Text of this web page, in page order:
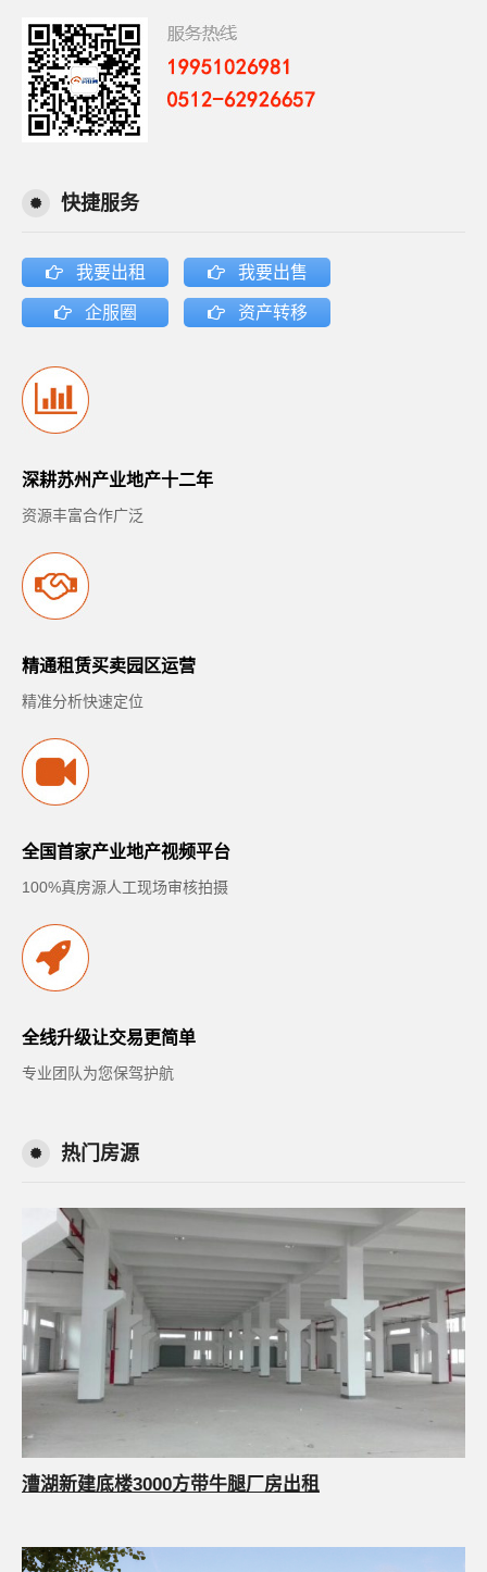
快捷服务
我要出租 我要出售
企服圈 资产转移
深耕苏州产业地产十二年
资源丰富合作广泛
精通租赁买卖园区运营
精准分析快速定位
全国首家产业地产视频平台
100%真房源人工现场审核拍摄
全线升级让交易更简单
专业团队为您保驾护航
热门房源
漕湖新建底楼3000方带牛腿厂房出租